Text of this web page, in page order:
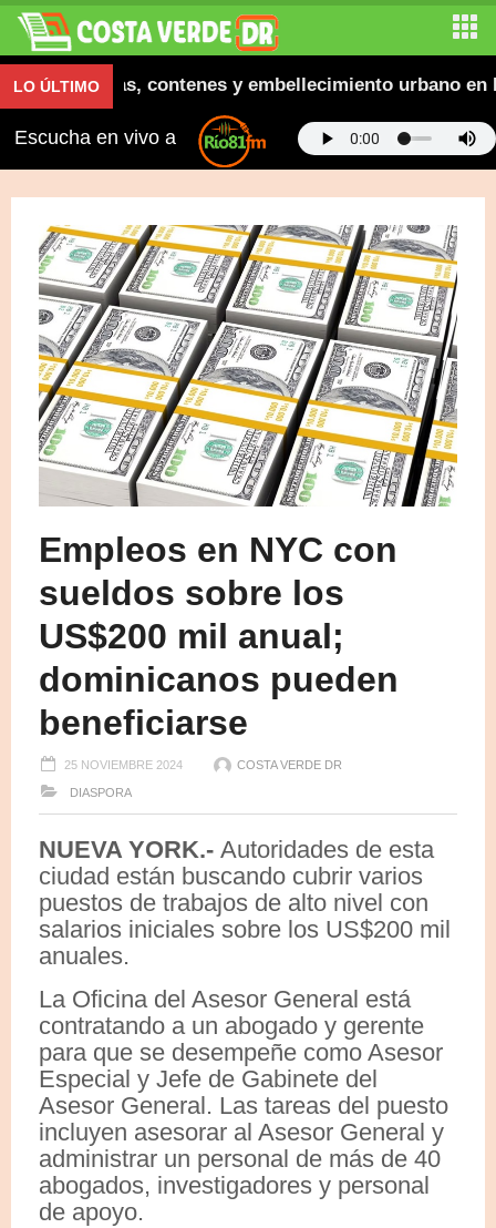
LO ÚLTIMO
aceras, contenes y embellecimiento urbano en El
Escucha en vivo a
Empleos en NYC con
sueldos sobre los
US$200 mil anual;
dominicanos pueden
beneficiarse
25 NOVIEMBRE 2024 COSTA VERDE DR
DIASPORA
NUEVA YORK.- Autoridades de esta
ciudad están buscando cubrir varios
puestos de trabajos de alto nivel con
salarios iniciales sobre los US$200 mil
anuales.
La Oficina del Asesor General está
contratando a un abogado y gerente
para que se desempeñe como Asesor
Especial y Jefe de Gabinete del
Asesor General. Las tareas del puesto
incluyen asesorar al Asesor General y
administrar un personal de más de 40
abogados, investigadores y personal
de apoyo.